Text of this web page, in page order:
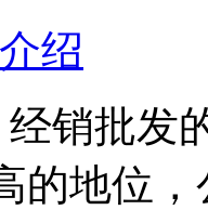
绍
销批发
的地位